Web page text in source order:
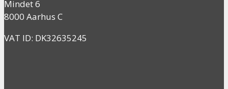
Mindet 6
8000 Aarhus C
VAT ID: DK32635245